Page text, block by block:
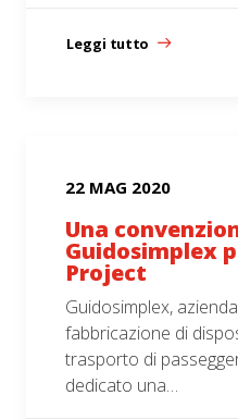
Leggi tutto
22 MAG 2020
Una
Guidosimplex
Project
Guidosimplex,
fabbricazione di
trasporto di
dedicato una…